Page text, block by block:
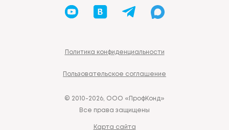
Политика конфиденциальности
Пользовательское соглашение
© 2010-2026, ООО «ПрофКонд»
Все права защищены
Карта сайта